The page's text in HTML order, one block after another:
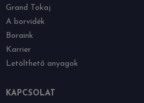
Grand Tokaj
A borvidék
Boraink
Karrier
Letölthető anyagok
KAPCSOLAT